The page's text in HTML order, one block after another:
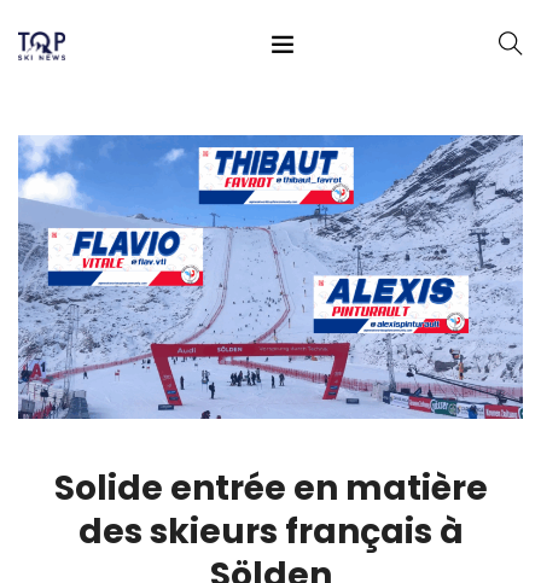
Solide entrée en matière
des skieurs français à